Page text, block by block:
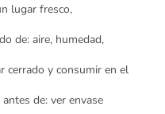
lugar fresco,
de: aire, humedad,
cerrado y consumir en el
de: ver envase